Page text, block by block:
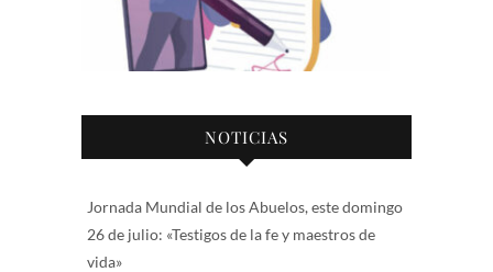
NOTICIAS
Jornada Mundial de los Abuelos, este domingo
26 de julio: «Testigos de la fe y maestros de
vida»